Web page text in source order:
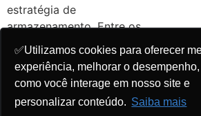
✅Utilizamos cookies para oferecer
experiência, melhorar o
como você interage em nosso site e
personalizar conteúdo. Saiba mais
estratégia de
armazenamento. Entre os
principais tipos de
estoque
, estão:
Estoque mínimo:
mantém a quantidade